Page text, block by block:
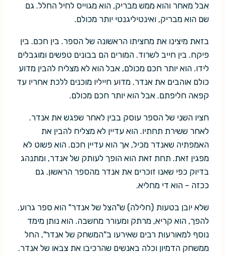
אבל מאחר והוא ממש מבריק, הוא מגוייס לחיל החלל. גם
שם הוא מבריק, ואינטיליגנטי יותר מכולם.
בזאת מיצינו את מחציתו הראשונה של הספר. בין חכם. בין
פיקח. בין חייב לשרוד. המורים הם בבונים טפשים ומוגבלים
לידו. הוא יותר חכם מכולם, אבל הוא לא מצליח להבין מדוע
כולם אוהבים את אנדר. מדוע חייליו מוכנים ללכת אחריו עד
קפאה חליפתם. אבל הוא יותר חכם מכולם.
חציו השני של הספר עוסק בבין לאחר שפגש את אנדר.
לאחר ששירת תחתיו. הוא עדיין לא מצליח להבין את
האמפתיה שאנדר מכיל, אך הוא עדיין חכם. הוא פשוט לא
מפגין זאת. תחת זאת הוא הופך לעותק של אנדר, ומתנהג
בדיוק כפי שאנו זוכרים את אנדר מהספר הראשון. גם
ככזה – הוא די מחליא.
שלא יובן בטעות (חלילה) ש"הצל של אנדר" הוא ספר גרוע.
להפך, הוא קריא, מרתק ומעורר מחשבה. הוא נותן מימד
נוסף למאורעות רבים שאירעו ב"המשחק של אנדר", החל
ממשחק הדמיון וכלה באנשים שהרכיבו את צבאו של אנדר.